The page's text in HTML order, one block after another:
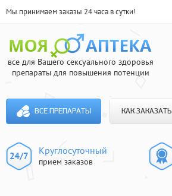
Мы принимаем заказы 24 часа в сутки!
все для Вашего сексуального здоровья
препараты для повышения потенции
ВСЕ ПРЕПАРАТЫ КАК ЗАКАЗАТЬ
Круглосуточный
прием заказов